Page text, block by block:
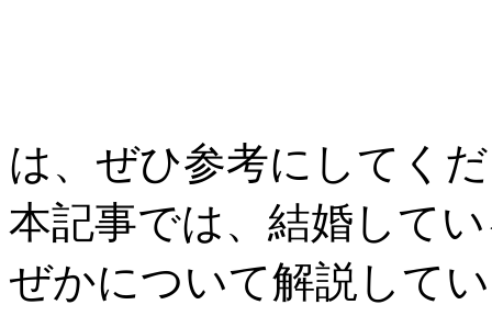
は、ぜひ参考にしてく
本記事では、結婚して
ぜかについて解説して